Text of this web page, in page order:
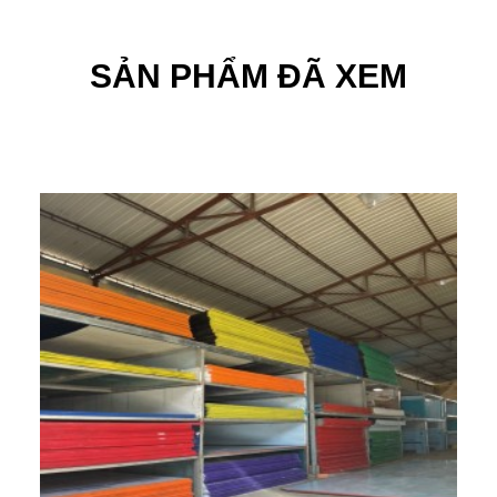
Thêm vào đó trọng lượng riêng của sản phẩm cũng rất
nhẹ, thậm chí nó còn nhẹ hơn cả HDPE. Vì thế bạn có
thể dễ dàng di chuyển nó mà không mất quá nhiều công
sức và tốn kém chi phí vận chuyển.
Tấm nhựa PP cứng của vật liệu Lộc Phát được làm từ
các chất an toàn, thân thiện với môi trường và không
gây tác hại cho người sử dụng. Vì vậy bạn hoàn toàn
có thể yên tâm khi sử dụng sản phẩm.
Tấm nhựa PP cứng cũng được phủ lên rất nhiều màu
sắc nhằm tăng thêm tính thẩm mỹ của sản phẩm.
SẢN PHẨM ĐÃ XEM